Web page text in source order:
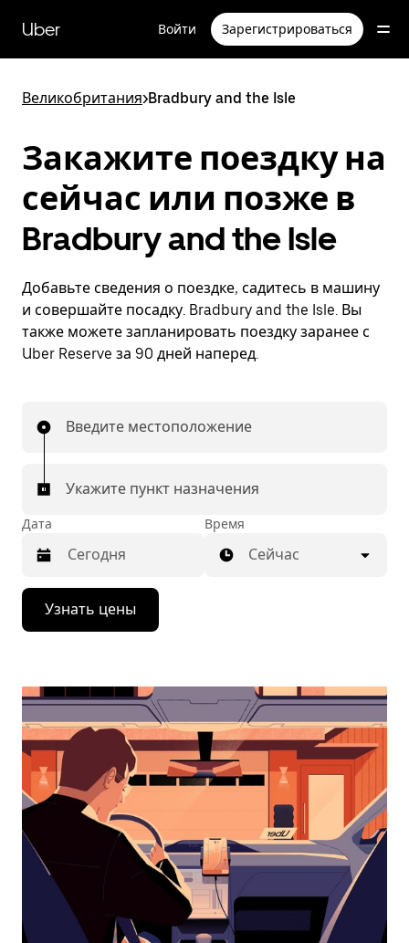
перейти
к
содержимому
Uber Войти Зарегистрироваться
Великобритания>Bradbury and the Isle
Закажите поездку на
сейчас или позже в
Bradbury and the Isle
Добавьте сведения о поездке, садитесь в машину
и совершайте посадку. Bradbury and the Isle. Вы
также можете запланировать поездку заранее с
Uber Reserve за 90 дней наперед.
Введите местоположение
Укажите пункт назначения
Дата
Нажмите
стрелку
вниз,
календарю
выбрать
дату.
Чтобы
закрыть
календарь,
нажмите
Esc.
Время
Сейчас
Узнать цены